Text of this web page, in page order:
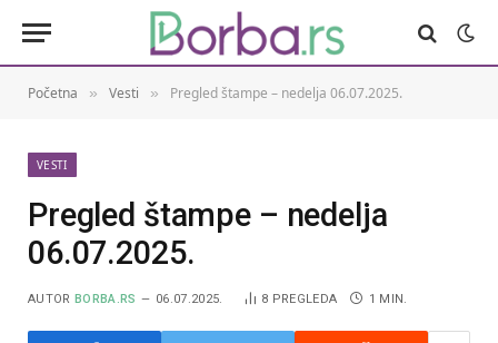
Početna » Vesti » Pregled štampe – nedelja 06.07.2025.
VESTI
Pregled štampe – nedelja
06.07.2025.
AUTOR BORBA.RS 06.07.2025. 8 PREGLEDA 1 MIN.